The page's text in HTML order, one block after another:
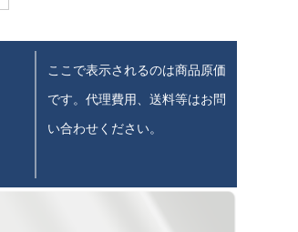
ここで表示されるのは商品原価
です。代理費用、送料等はお問
い合わせください。